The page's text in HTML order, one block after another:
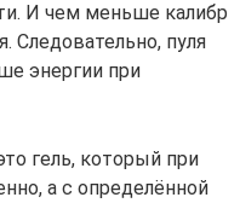
И чем меньше калибр
Следовательно, пуля
энергии при
гель, который при
а с определённой